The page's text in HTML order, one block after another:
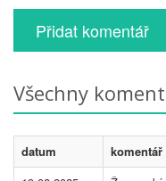
Přidat komentář
Všechny
datum
komentář